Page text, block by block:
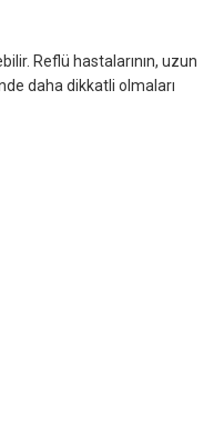
Reflü hastalarının, uzun
daha dikkatli olmaları